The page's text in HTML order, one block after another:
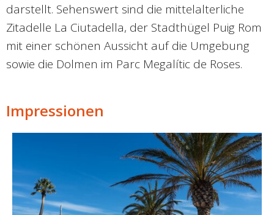
darstellt. Sehenswert sind die mittelalterliche
Zitadelle La Ciutadella, der Stadthügel Puig Rom
mit einer schönen Aussicht auf die Umgebung
sowie die Dolmen im Parc Megalític de Roses.
Impressionen